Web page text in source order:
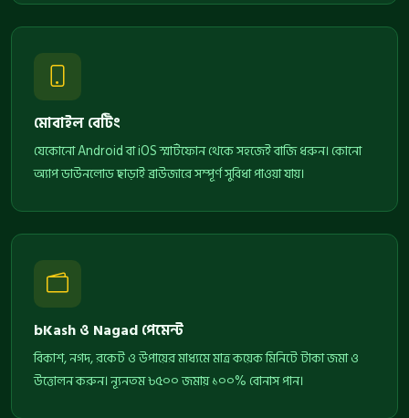
মোবাইল বেটিং
যেকোনো Android বা iOS স্মার্টফোন থেকে সহজেই বাজি ধরুন। কোনো
অ্যাপ ডাউনলোড ছাড়াই ব্রাউজারে সম্পূর্ণ সুবিধা পাওয়া যায়।
bKash ও Nagad পেমেন্ট
বিকাশ, নগদ, রকেট ও উপায়ের মাধ্যমে মাত্র কয়েক মিনিটে টাকা জমা ও
উত্তোলন করুন। ন্যূনতম ৳৫০০ জমায় ১০০% বোনাস পান।